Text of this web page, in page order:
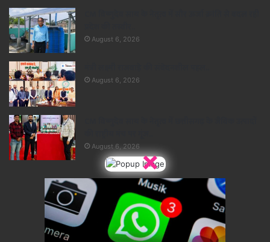
×
August 6, 2026
August 6, 2026
August 6, 2026